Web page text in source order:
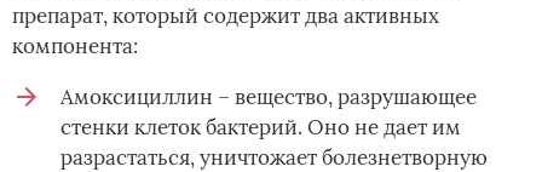
препарат, который содержит два активных
компонента:
Амоксициллин – вещество, разрушающее
стенки клеток бактерий. Оно не дает им
разрастаться, уничтожает болезнетворную